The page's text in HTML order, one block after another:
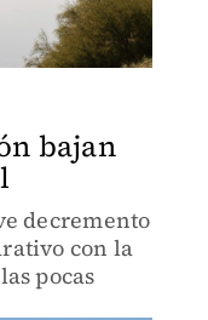
bajan
decremento
con la
pocas